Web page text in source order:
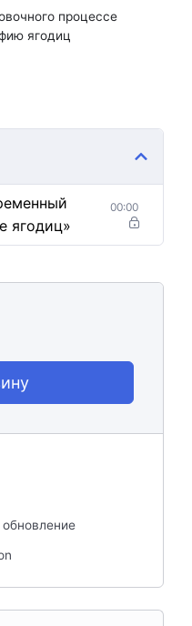
процессе
ягодиц
ягодиц»
00:00